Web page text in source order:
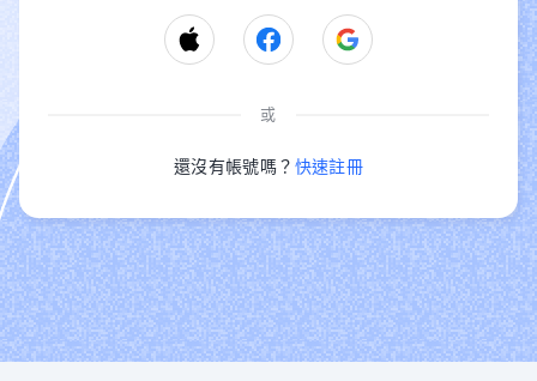
或
還沒有帳號嗎？ 快速註冊